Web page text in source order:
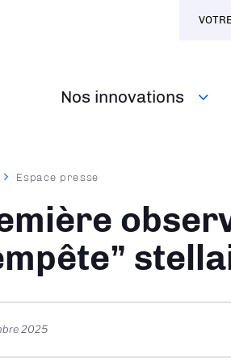
Nos innovations
Espace presse
2025